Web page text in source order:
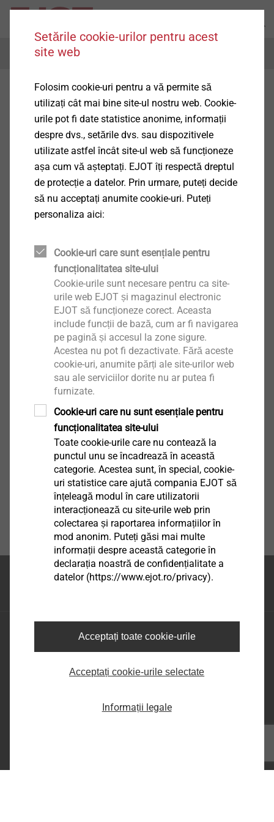
Menu
Divizia construcții
Aplicații
Produse
Arată mai mult
Partea superioara a
Șos. Comercială nr. 21 A, DN 65 B,
Jud. Argeș, RO-117141
infoRO@ejot.com
Setările cookie-urilor pentru acest
site web
Folosim cookie-uri pentru a vă permite să
utilizați cât mai bine site-ul nostru web. Cookie-
urile pot fi date statistice anonime, informații
despre dvs., setările dvs. sau dispozitivele
utilizate astfel încât site-ul web să funcționeze
așa cum vă așteptați. EJOT îți respectă dreptul
de protecție a datelor. Prin urmare, puteți decide
să nu acceptați anumite cookie-uri. Puteți
personaliza aici:
Cookie-uri care sunt esențiale pentru
funcționalitatea site-ului
Cookie-urile sunt necesare pentru ca site-
urile web EJOT și magazinul electronic
EJOT să funcționeze corect. Aceasta
include funcții de bază, cum ar fi navigarea
pe pagină și accesul la zone sigure.
Acestea nu pot fi dezactivate. Fără aceste
cookie-uri, anumite părți ale site-urilor web
sau ale serviciilor dorite nu ar putea fi
furnizate.
Cookie-uri care nu sunt esențiale pentru
funcționalitatea site-ului
Toate cookie-urile care nu contează la
punctul unu se încadrează în această
categorie. Acestea sunt, în special, cookie-
uri statistice care ajută compania EJOT să
înțeleagă modul în care utilizatorii
interacționează cu site-urile web prin
colectarea și raportarea informațiilor în
mod anonim. Puteți găsi mai multe
informații despre această categorie în
declarația noastră de confidențialitate a
datelor (https://www.ejot.ro/privacy).
Acceptați toate cookie-urile
Acceptați cookie-urile selectate
Informații legale